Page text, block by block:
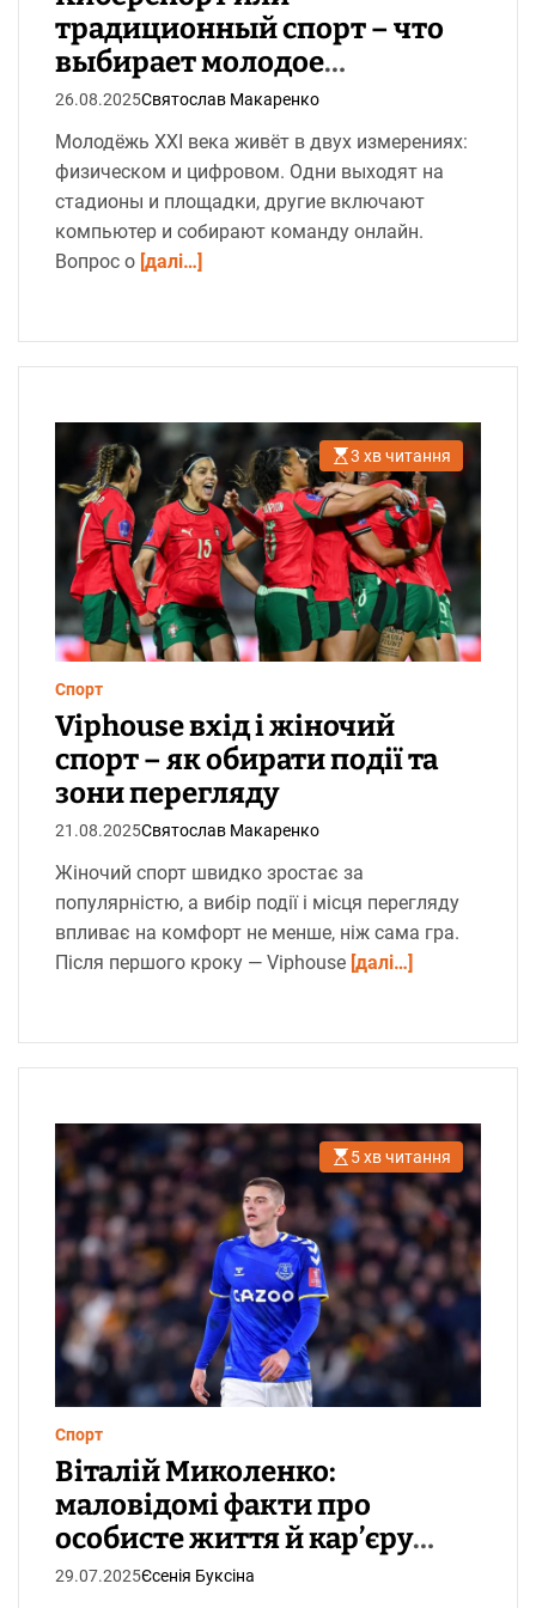
я
традиционный спорт – что
выбирает молодое
поколение?
26.08.2025Святослав Макаренко
Молодёжь XXI века живёт в двух измерениях:
физическом и цифровом. Одни выходят на
стадионы и площадки, другие включают
компьютер и собирают команду онлайн.
Вопрос о [далі…]
О
р
і
є
н
т
о
в
н
и
й
ч
а
и
т
а
н
3 хв читання
Спорт
Viphouse вхід і жіночий
спорт – як обирати події та
зони перегляду
21.08.2025Святослав Макаренко
Жіночий спорт швидко зростає за
популярністю, а вибір події і місця перегляду
впливає на комфорт не менше, ніж сама гра.
Після першого кроку — Viphouse [далі…]
О
р
є
н
т
о
в
н
й
ч
с
5 хв читання
Спорт
Віталій Миколенко:
маловідомі факти про
особисте життя й кар’єру
футболіста
29.07.2025Єсенія Буксіна